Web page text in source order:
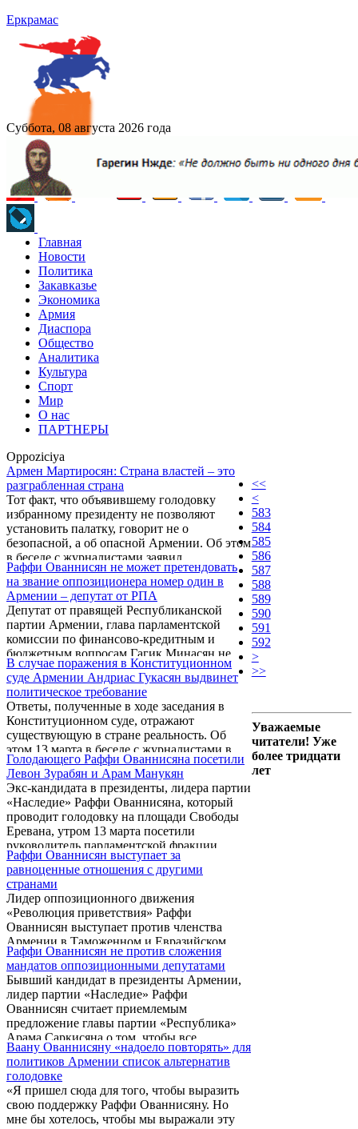
Еркрамас
Суббота, 08 августа 2026 года
Главная
Новости
Политика
Закавказье
Экономика
Армия
Диаспора
Общество
Аналитика
Культура
Спорт
Мир
О нас
ПАРТНЕРЫ
Oppoziciya
Армен Мартиросян: Страна властей – это
разграбленная страна
Тот факт, что объявившему голодовку
избранному президенту не позволяют
установить палатку, говорит не о
безопасной, а об опасной Армении. Об этом
в беседе с журналистами заявил
зампредседателя правления партии
«Наследие» Армен Мартиросян.
Раффи Ованнисян не может претендовать
на звание оппозиционера номер один в
Армении – депутат от РПА
Депутат от правящей Республиканской
партии Армении, глава парламентской
комиссии по финансово-кредитным и
бюджетным вопросам Гагик Минасян не
считает лидера партии «Наследие» Раффи
Ованнисяна оппозиционером номер один в
Армении.
В случае поражения в Конституционном
суде Армении Андриас Гукасян выдвинет
политическое требование
Ответы, полученные в ходе заседания в
Конституционном суде, отражают
существующую в стране реальность. Об
этом 13 марта в беседе с журналистами в
Конституционном суде заявил экс-кандидат
в президенты Андриас Гукасян,
комментируя полученные от ответчиков
ответы.
Голодающего Раффи Ованнисяна посетили
Левон Зурабян и Арам Манукян
Экс-кандидата в президенты, лидера партии
«Наследие» Раффи Ованнисяна, который
проводит голодовку на площади Свободы
Еревана, утром 13 марта посетили
руководитель парламентской фракции
Армянского национального конгресса
Левон Зурабян и секретарь Арам Манукян.
Раффи Ованнисян выступает за
равноценные отношения с другими
странами
Лидер оппозиционного движения
«Революция приветствия» Раффи
Ованнисян выступает против членства
Армении в Таможенном и Евразийском
союзах, но не исключает возможности
участия страны в этих структурах в статусе
наблюдателя.
Раффи Ованнисян не против сложения
мандатов оппозиционными депутатами
Бывший кандидат в президенты Армении,
лидер партии «Наследие» Раффи
Ованнисян считает приемлемым
предложение главы партии «Республика»
Арама Саркисяна о том, чтобы все
оппозиционные силы сложили депутатские
мандаты. Об этом Ованнисян заявил на
пресс-конференции 12 марта на Площади
Свободы в Ереване.
Ваану Ованнисяну «надоело повторять» для
политиков Армении список альтернатив
голодовке
«Я пришел сюда для того, чтобы выразить
свою поддержку Раффи Ованнисяну. Но
мне бы хотелось, чтобы мы выражали эту
<<
<
583
584
585
586
587
588
589
590
591
592
>
>>
Уважаемые
читатели! Уже
более тридцати
лет